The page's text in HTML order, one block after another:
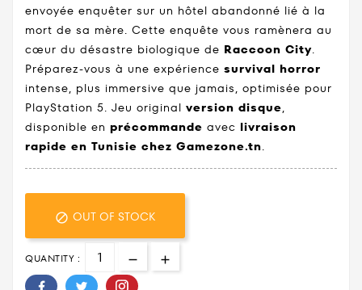
envoyée enquêter sur un hôtel abandonné lié à la
mort de sa mère. Cette enquête vous ramènera au
cœur du désastre biologique de Raccoon City.
Préparez-vous à une expérience survival horror
intense, plus immersive que jamais, optimisée pour
PlayStation 5. Jeu original version disque,
disponible en précommande avec livraison
rapide en Tunisie chez Gamezone.tn.
 OUT OF STOCK
QUANTITY :